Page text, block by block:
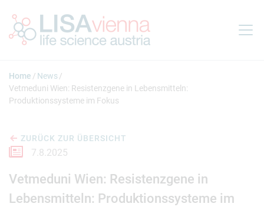
Home
News
Vetmeduni Wien: Resistenzgene in Lebensmitteln:
Produktionssysteme im Fokus
ZURÜCK ZUR ÜBERSICHT
7.8.2025
Vetmeduni Wien: Resistenzgene in
Lebensmitteln: Produktionssysteme im